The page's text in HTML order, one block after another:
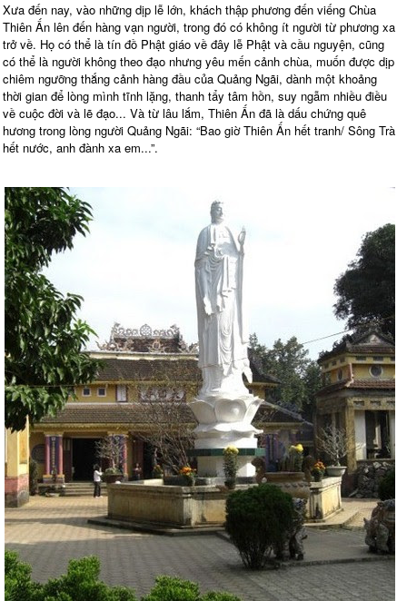
Xưa đến nay, vào những dịp lễ lớn, khách thập phương đến viếng Chùa
Thiên Ấn lên đến hàng vạn người, trong đó có không ít người từ phương xa
trở về. Họ có thể là tín đồ Phật giáo về đây lễ Phật và cầu nguyện, cũng
có thể là người không theo đạo nhưng yêu mến cảnh chùa, muốn được dịp
chiêm ngưỡng thắng cảnh hàng đầu của Quảng Ngãi, dành một khoảng
thời gian để lòng mình tĩnh lặng, thanh tẩy tâm hồn, suy ngẫm nhiều điều
về cuộc đời và lẽ đạo... Và từ lâu lắm, Thiên Ấn đã là dấu chứng quê
hương trong lòng người Quảng Ngãi: “Bao giờ Thiên Ấn hết tranh/ Sông Trà
hết nước, anh đành xa em...”.